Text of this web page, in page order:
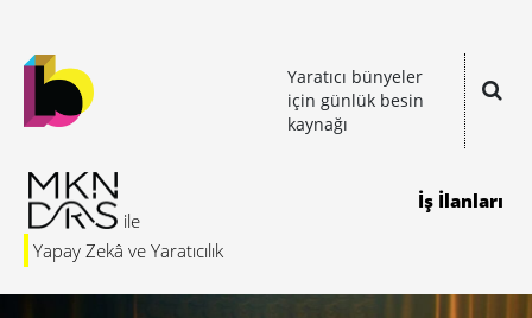
Yaratıcı bünyeler
için günlük besin
kaynağı
Yapay Zekâ ve Yaratıcılık
İş İlanları